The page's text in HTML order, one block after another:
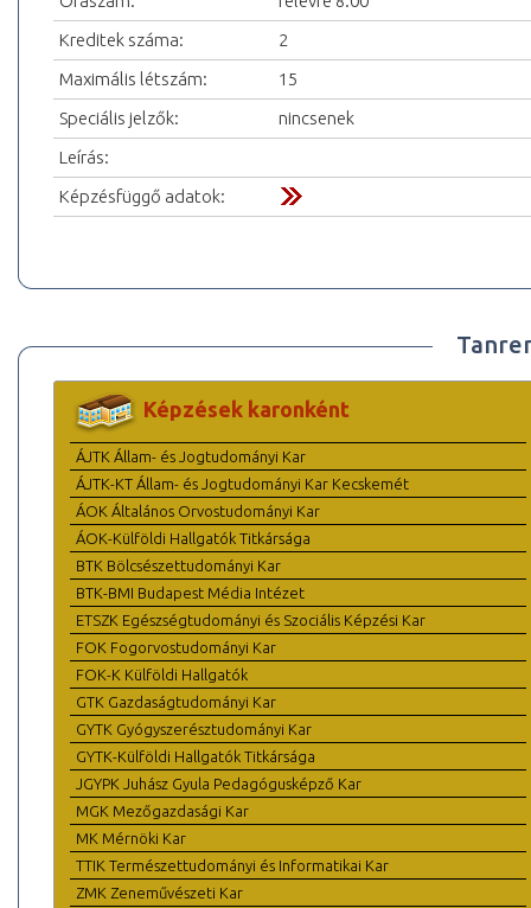
Kreditek száma:
2
Maximális létszám:
15
Speciális jelzők:
nincsenek
Leírás:
Képzésfüggő adatok:
Képzések karonként
ÁJTK Állam- és Jogtudományi Kar
ÁJTK-KT Állam- és Jogtudományi Kar Kecskemét
ÁOK Általános Orvostudományi Kar
ÁOK-Külföldi Hallgatók Titkársága
BTK Bölcsészettudományi Kar
BTK-BMI Budapest Média Intézet
ETSZK Egészségtudományi és Szociális Képzési Kar
FOK Fogorvostudományi Kar
FOK-K Külföldi Hallgatók
GTK Gazdaságtudományi Kar
GYTK Gyógyszerésztudományi Kar
GYTK-Külföldi Hallgatók Titkársága
JGYPK Juhász Gyula Pedagógusképző Kar
MGK Mezőgazdasági Kar
MK Mérnöki Kar
TTIK Természettudományi és Informatikai Kar
ZMK Zeneművészeti Kar